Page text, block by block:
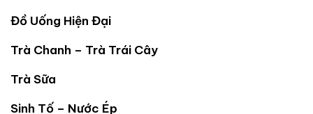
Đồ Uống Hiện Đại
Trà Chanh – Trà Trái Cây
Trà Sữa
Sinh Tố – Nước Ép